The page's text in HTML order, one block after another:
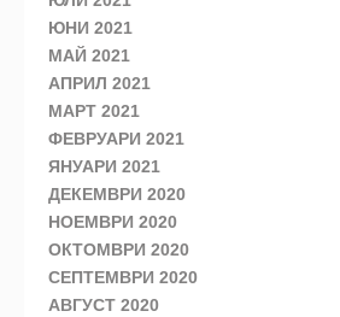
ЮНИ 2021
МАЙ 2021
АПРИЛ 2021
МАРТ 2021
ФЕВРУАРИ 2021
ЯНУАРИ 2021
ДЕКЕМВРИ 2020
НОЕМВРИ 2020
ОКТОМВРИ 2020
СЕПТЕМВРИ 2020
АВГУСТ 2020